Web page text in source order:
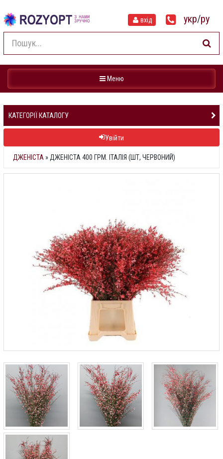
вхід укр/ру
Навігація
Меню
КАТЕГОРІЇ КАТАЛОГУ
Увійти
ДЖЕНІСТА »ДЖЕНІСТА 400 ГРМ. ІТАЛІЯ (ШТ, ЧЕРВОНИЙ)